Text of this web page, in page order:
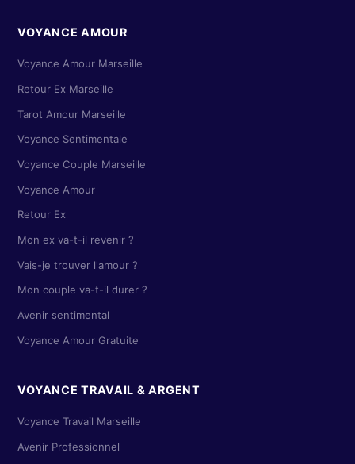
VOYANCE AMOUR
Voyance Amour Marseille
Retour Ex Marseille
Tarot Amour Marseille
Voyance Sentimentale
Voyance Couple Marseille
Voyance Amour
Retour Ex
Mon ex va-t-il revenir ?
Vais-je trouver l'amour ?
Mon couple va-t-il durer ?
Avenir sentimental
Voyance Amour Gratuite
VOYANCE TRAVAIL & ARGENT
Voyance Travail Marseille
Avenir Professionnel